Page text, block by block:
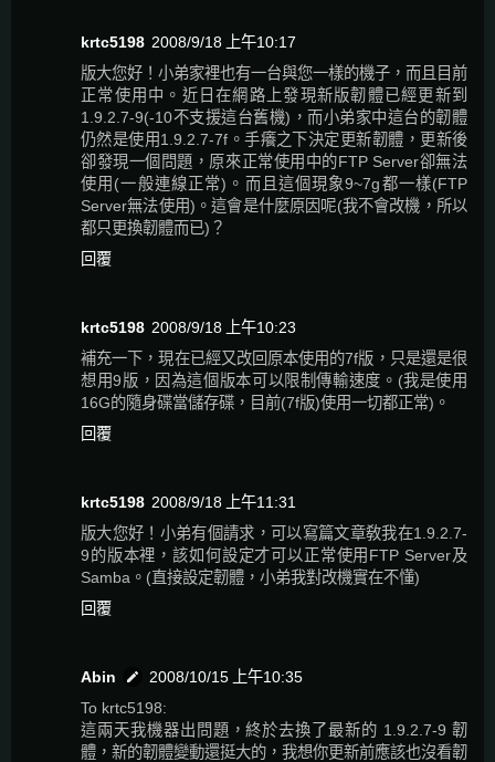
krtc5198 2008/9/18 上午10:17
版大您好！小弟家裡也有一台與您一樣的機子，而且目前
正常使用中。近日在網路上發現新版韌體已經更新到
1.9.2.7-9(-10不支援這台舊機)，而小弟家中這台的韌體
仍然是使用1.9.2.7-7f。手癢之下決定更新韌體，更新後
卻發現一個問題，原來正常使用中的FTP Server卻無法
使用(一般連線正常)。而且這個現象9~7g都一樣(FTP
Server無法使用)。這會是什麼原因呢(我不會改機，所以
都只更換韌體而已)？
回覆
krtc5198 2008/9/18 上午10:23
補充一下，現在已經又改回原本使用的7f版，只是還是很
想用9版，因為這個版本可以限制傳輸速度。(我是使用
16G的隨身碟當儲存碟，目前(7f版)使用一切都正常)。
回覆
krtc5198 2008/9/18 上午11:31
版大您好！小弟有個請求，可以寫篇文章敎我在1.9.2.7-
9的版本裡，該如何設定才可以正常使用FTP Server及
Samba。(直接設定韌體，小弟我對改機實在不懂)
回覆
Abin
2008/10/15 上午10:35
To krtc5198:
這兩天我機器出問題，終於去換了最新的 1.9.2.7-9 韌
體，新的韌體變動還挺大的，我想你更新前應該也沒看韌